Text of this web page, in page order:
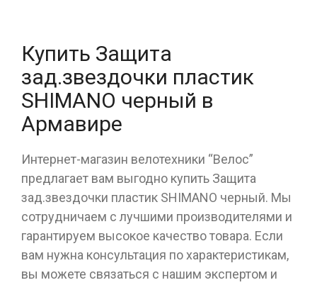
Купить Защита
зад.звездочки пластик
SHIMANO черный в
Армавире
Интернет-магазин велотехники “Велос”
предлагает вам выгодно купить Защита
зад.звездочки пластик SHIMANO черный. Мы
сотрудничаем с лучшими производителями и
гарантируем высокое качество товара. Если
вам нужна консультация по характеристикам,
вы можете связаться с нашим экспертом и